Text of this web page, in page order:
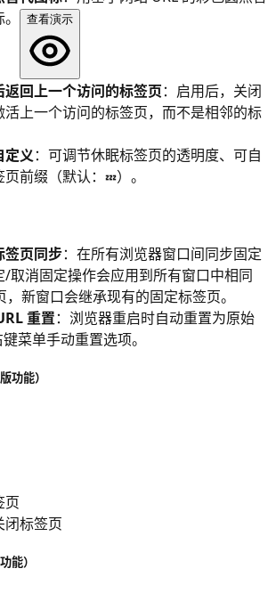
查看演示
返回上一个访问的标签页：启用后，关闭
活上一个访问的标签页，而不是相邻的标
定义：可调节休眠标签页的透明度、可自
前缀（默认：
💤）。
签页同步：在所有浏览器窗口间同步固定
/取消固定操作会应用到所有窗口中相同
，新窗口会继承现有的固定标签页。
重置：浏览器重启时自动重置为原始
菜单手动重置选项。
功能）
页
闭标签页
能）